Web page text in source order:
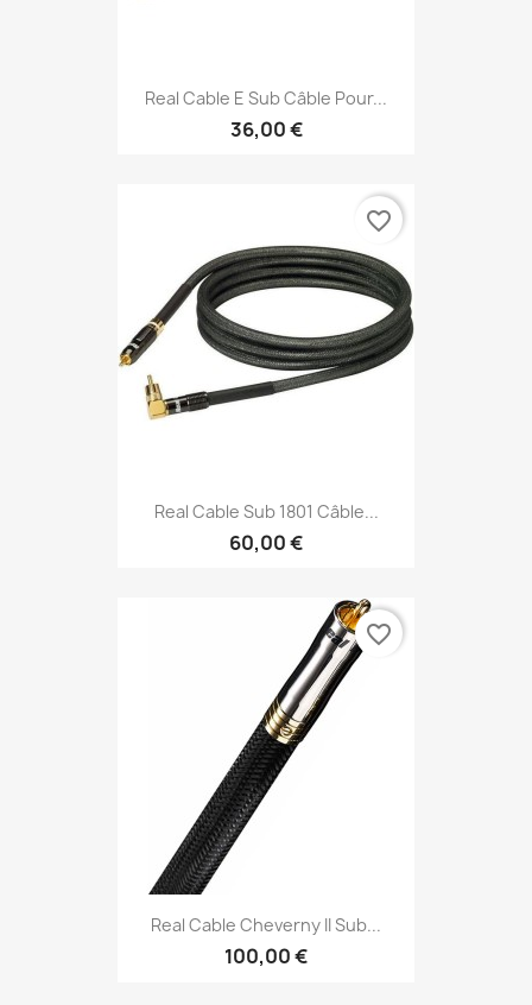
Real Cable E Sub Câble Pour...
36,00 €
Real Cable Sub 1801 Câble...
60,00 €
favorite_border
Real Cable Cheverny II Sub...
100,00 €
favorite_border